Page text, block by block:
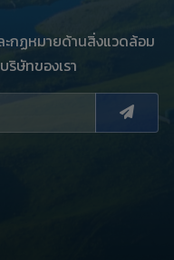
กฏหมายด้านสิ่งแวดล้อม
ริษัทของเรา